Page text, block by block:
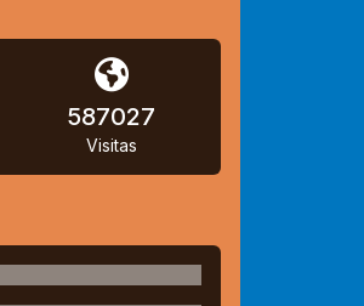
587027
Visitas